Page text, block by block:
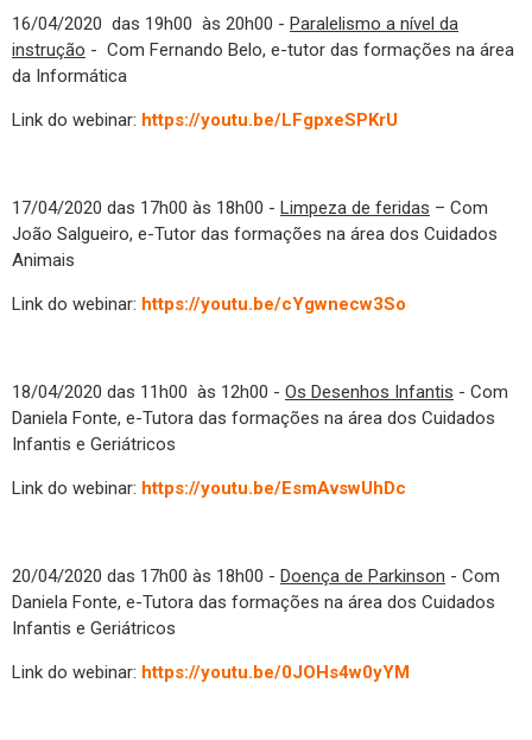
16/04/2020 das 19h00 às 20h00 - Paralelismo a nível da
instrução - Com Fernando Belo, e-tutor das formações na área
da Informática
Link do webinar: https://youtu.be/LFgpxeSPKrU
17/04/2020 das 17h00 às 18h00 - Limpeza de feridas – Com
João Salgueiro, e-Tutor das formações na área dos Cuidados
Animais
Link do webinar: https://youtu.be/cYgwnecw3So
18/04/2020 das 11h00 às 12h00 - Os Desenhos Infantis - Com
Daniela Fonte, e-Tutora das formações na área dos Cuidados
Infantis e Geriátricos
Link do webinar: https://youtu.be/EsmAvswUhDc
20/04/2020 das 17h00 às 18h00 - Doença de Parkinson - Com
Daniela Fonte, e-Tutora das formações na área dos Cuidados
Infantis e Geriátricos
Link do webinar: https://youtu.be/0JOHs4w0yYM